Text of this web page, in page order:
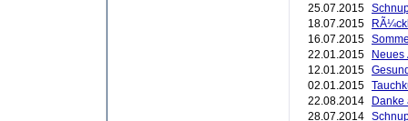
25.07.2015
18.07.2015
16.07.2015
22.01.2015
12.01.2015
02.01.2015
22.08.2014
Danke
28.07.2014